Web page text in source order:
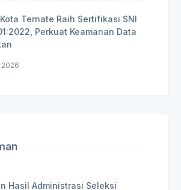
Ternate Raih Sertifikasi SNI
Perkuat Keamanan Data
Hasil Administrasi Seleksi